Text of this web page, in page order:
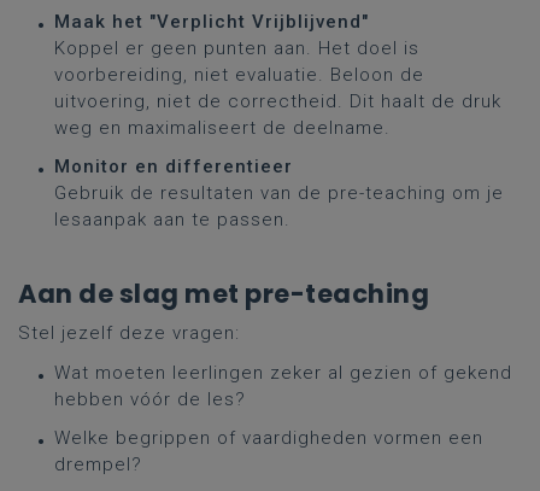
Maak het "Verplicht Vrijblijvend"
Koppel er geen punten aan. Het doel is
voorbereiding, niet evaluatie. Beloon de
uitvoering, niet de correctheid. Dit haalt de druk
weg en maximaliseert de deelname.
Monitor en differentieer
Gebruik de resultaten van de pre-teaching om je
lesaanpak aan te passen.
Aan de slag met pre-teaching
Stel jezelf deze vragen:
Wat moeten leerlingen zeker al gezien of gekend
hebben vóór de les?
Welke begrippen of vaardigheden vormen een
drempel?